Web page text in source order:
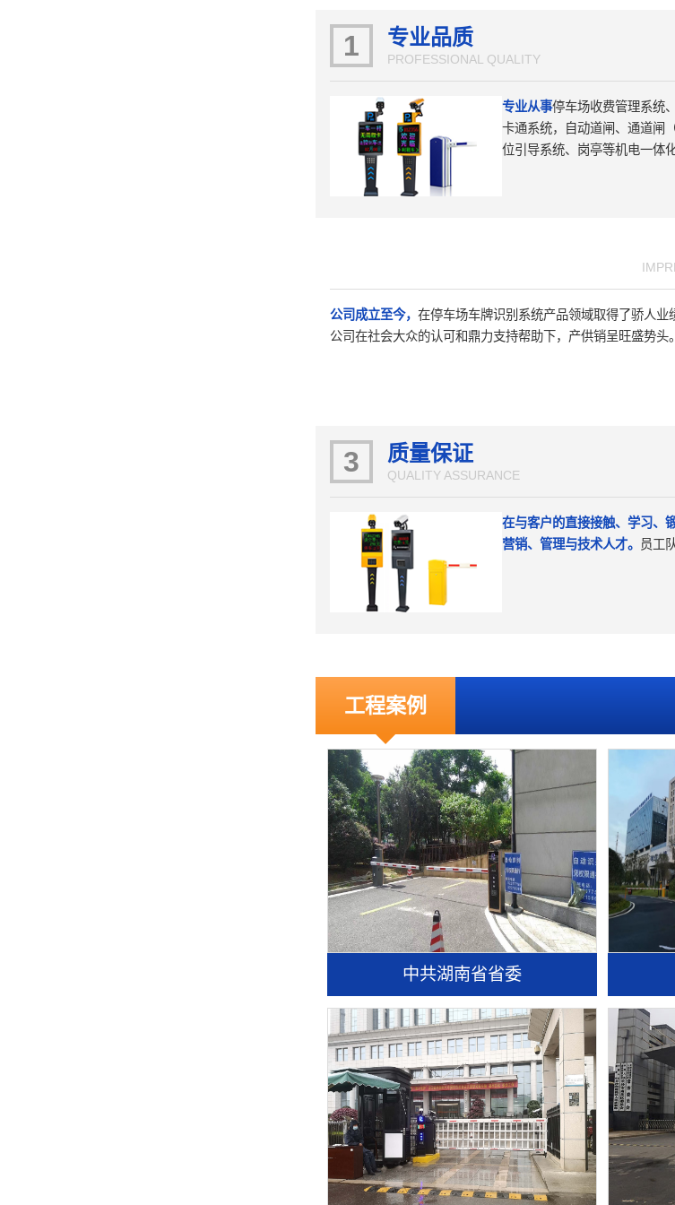
1 专业品质
PROFESSIONAL QUALITY
专业从事停车场收费管理系统
卡通系统，自动道闸、通道闸
位引导系统、岗亭等机电一体
公司成立至今， 在停车场车牌识别系统产品领域取得了骄人业
公司在社会大众的认可和鼎力支持帮助下，产供销呈旺盛势头。
3 质量保证
QUALITY ASSURANCE
在与客户的直接接触、学习、
营销、管理与技术人才。
员工
工程案例
中共湖南省省委